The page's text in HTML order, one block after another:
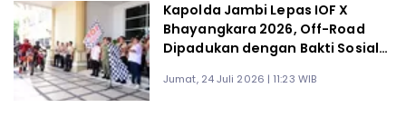
Kapolda Jambi Lepas IOF X
Bhayangkara 2026, Off-Road
Dipadukan dengan Bakti Sosial
Jumat, 24 Juli 2026 | 11:23 WIB